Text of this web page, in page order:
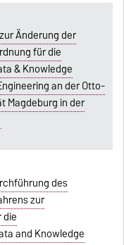
Änderung der
für die
& Knowledge
an der Otto-
Magdeburg in der
des
zur
and Knowledge